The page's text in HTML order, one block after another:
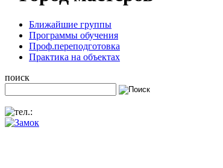
Ближайшие группы
Программы обучения
Проф.переподготовка
Практика на объектах
поиск